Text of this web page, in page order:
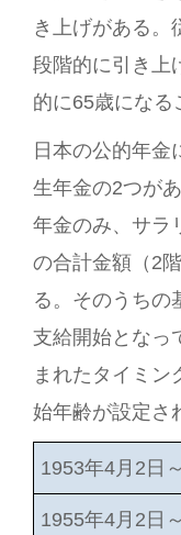
き上げがある。
段階的に引き上
的に65歳になる
日本の公的年金
生年金の2つが
年金のみ、サラ
の合計金額（2
る。そのうちの
支給開始となっ
まれたタイミン
始年齢が設定さ
1953年4月2日
1955年4月2日